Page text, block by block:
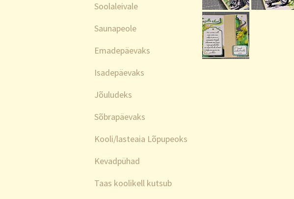
Soolaleivale
Saunapeole
Emadepäevaks
Isadepäevaks
Jõuludeks
Sõbrapäevaks
Kooli/lasteaia Lõpupeoks
Kevadpühad
Taas koolikell kutsub